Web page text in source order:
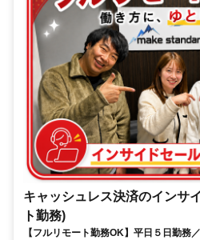
キャッシュレス決済のインサ
ト勤務)
【フルリモート勤務OK】平日５日勤務